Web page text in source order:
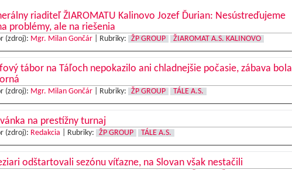
riaditeľ ŽIAROMATU Kalinovo Jozef Ďurian: Nesústreďujeme
problémy, ale na riešenia
(zdroj): Mgr. Milan Gončár| Rubriky: ŽP GROUP ŽIAROMAT A.S. KALINOVO
tábor na Táľoch nepokazilo ani chladnejšie počasie, zábava bola
(zdroj): Mgr. Milan Gončár| Rubriky: ŽP GROUP TÁLE A.S.
na prestížny turnaj
(zdroj): Redakcia Rubriky: ŽP GROUP TÁLE A.S.
odštartovali sezónu víťazne, na Slovan však nestačili